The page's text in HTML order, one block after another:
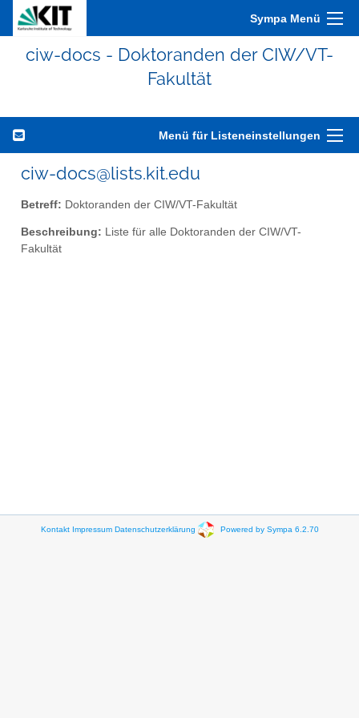
Sympa Menü
ciw-docs - Doktoranden der CIW/VT-
Fakultät
Menü für Listeneinstellungen
ciw-docs@lists.kit.edu
Betreff: Doktoranden der CIW/VT-Fakultät
Beschreibung: Liste für alle Doktoranden der CIW/VT-
Fakultät
Kontakt Impressum Datenschutzerklärung Powered by Sympa 6.2.70